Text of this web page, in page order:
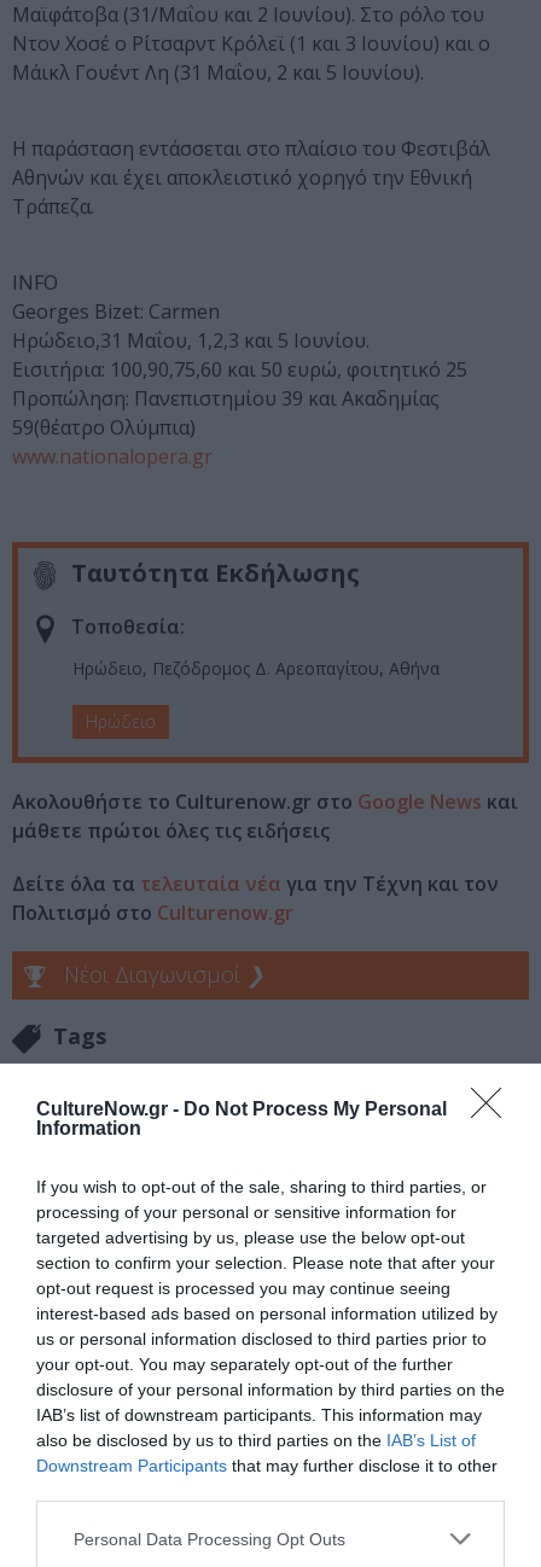
CultureNow.gr - Do Not Process My Personal
Information
If you wish to opt-out of the sale, sharing to third parties, or
processing of your personal or sensitive information for
targeted advertising by us, please use the below opt-out
section to confirm your selection. Please note that after your
opt-out request is processed you may continue seeing
interest-based ads based on personal information utilized by
us or personal information disclosed to third parties prior to
your opt-out. You may separately opt-out of the further
disclosure of your personal information by third parties on the
IAB’s list of downstream participants. This information may
also be disclosed by us to third parties on the IAB’s List of
Downstream Participants that may further disclose it to other
Personal Data Processing Opt Outs
Μαϊφάτοβα (31/Μαΐου και 2 Ιουνίου). Στο ρόλο του
Ντον Χοσέ ο Ρίτσαρντ Κρόλεϊ (1 και 3 Ιουνίου) και ο
Μάικλ Γουέντ Λη (31 Μαΐου, 2 και 5 Ιουνίου).
Η παράσταση εντάσσεται στο πλαίσιο του Φεστιβάλ
Αθηνών και έχει αποκλειστικό χορηγό την Εθνική
Τράπεζα.
INFO
Georges Bizet: Carmen
Ηρώδειο,31 Μαΐου, 1,2,3 και 5 Ιουνίου.
Εισιτήρια: 100,90,75,60 και 50 ευρώ, φοιτητικό 25
Προπώληση: Πανεπιστημίου 39 και Ακαδημίας
59(θέατρο Ολύμπια)
www.nationalopera.gr
Ταυτότητα Εκδήλωσης
Τοποθεσία:
Ηρώδειο, Πεζόδρομος Δ. Αρεοπαγίτου, Αθήνα
Ηρώδειο
Ακολουθήστε το Culturenow.gr στο Google News και
μάθετε πρώτοι όλες τις ειδήσεις
Δείτε όλα τα τελευταία νέα για την Τέχνη και τον
Πολιτισμό στο Culturenow.gr
Νέοι Διαγωνισμοί ❯
Tags
Κάθε βδομάδα στο e-mail σας τα τελευταία νέα για
την Τέχνη και τον Πολιτισμό!
Ακολουθήστε το Culturenow.gr
Σχετικά Άρθρα